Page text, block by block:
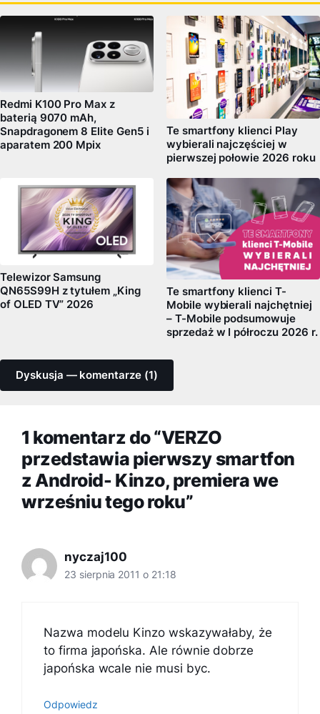
Redmi K100 Pro Max z
baterią 9070 mAh,
Snapdragonem 8 Elite Gen5 i
aparatem 200 Mpix
Te smartfony klienci Play
wybierali najczęściej w
pierwszej połowie 2026 roku
Telewizor Samsung
QN65S99H z tytułem „King
of OLED TV” 2026
Te smartfony klienci T-
Mobile wybierali najchętniej
– T-Mobile podsumowuje
sprzedaż w I półroczu 2026 r.
Dyskusja — komentarze (1)
1 komentarz do “VERZO
przedstawia pierwszy smartfon
z Android- Kinzo, premiera we
wrześniu tego roku”
nyczaj100
23 sierpnia 2011 o 21:18
Nazwa modelu Kinzo wskazywałaby, że
to firma japońska. Ale równie dobrze
japońska wcale nie musi byc.
Odpowiedz